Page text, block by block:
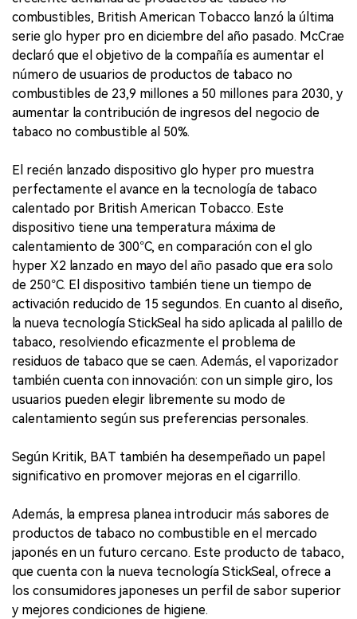
combustibles, British American Tobacco lanzó la última
serie glo hyper pro en diciembre del año pasado. McCrae
declaró que el objetivo de la compañía es aumentar el
número de usuarios de productos de tabaco no
combustibles de 23,9 millones a 50 millones para 2030, y
aumentar la contribución de ingresos del negocio de
tabaco no combustible al 50%.
El recién lanzado dispositivo glo hyper pro muestra
perfectamente el avance en la tecnología de tabaco
calentado por British American Tobacco. Este
dispositivo tiene una temperatura máxima de
calentamiento de 300°C, en comparación con el glo
hyper X2 lanzado en mayo del año pasado que era solo
de 250°C. El dispositivo también tiene un tiempo de
activación reducido de 15 segundos. En cuanto al diseño,
la nueva tecnología StickSeal ha sido aplicada al palillo de
tabaco, resolviendo eficazmente el problema de
residuos de tabaco que se caen. Además, el vaporizador
también cuenta con innovación: con un simple giro, los
usuarios pueden elegir libremente su modo de
calentamiento según sus preferencias personales.
Según Kritik, BAT también ha desempeñado un papel
significativo en promover mejoras en el cigarrillo.
Además, la empresa planea introducir más sabores de
productos de tabaco no combustible en el mercado
japonés en un futuro cercano. Este producto de tabaco,
que cuenta con la nueva tecnología StickSeal, ofrece a
los consumidores japoneses un perfil de sabor superior
y mejores condiciones de higiene.